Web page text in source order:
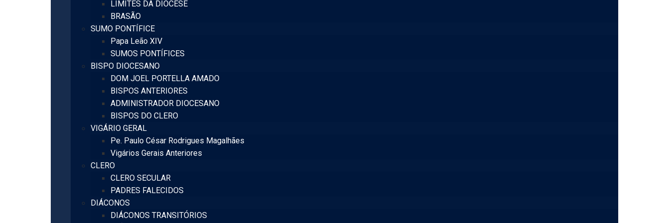
LIMITES DA DIOCESE
BRASÃO
SUMO PONTÍFICE
Papa Leão XIV
SUMOS PONTÍFICES
BISPO DIOCESANO
DOM JOEL PORTELLA AMADO
BISPOS ANTERIORES
ADMINISTRADOR DIOCESANO
BISPOS DO CLERO
VIGÁRIO GERAL
Pe. Paulo César Rodrigues Magalhães
Vigários Gerais Anteriores
CLERO
CLERO SECULAR
PADRES FALECIDOS
DIÁCONOS
DIÁCONOS TRANSITÓRIOS